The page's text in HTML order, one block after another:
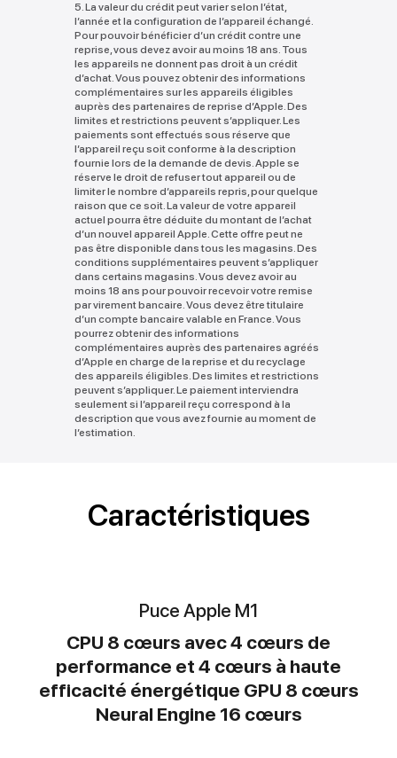
5. La valeur du crédit peut varier selon l’état,
l’année et la configuration de l’appareil échangé.
Pour pouvoir bénéficier d’un crédit contre une
reprise, vous devez avoir au moins 18 ans. Tous
les appareils ne donnent pas droit à un crédit
d’achat. Vous pouvez obtenir des informations
complémentaires sur les appareils éligibles
auprès des partenaires de reprise d’Apple. Des
limites et restrictions peuvent s’appliquer. Les
paiements sont effectués sous réserve que
l’appareil reçu soit conforme à la description
fournie lors de la demande de devis. Apple se
réserve le droit de refuser tout appareil ou de
limiter le nombre d’appareils repris, pour quelque
raison que ce soit. La valeur de votre appareil
actuel pourra être déduite du montant de l’achat
d’un nouvel appareil Apple. Cette offre peut ne
pas être disponible dans tous les magasins. Des
conditions supplémentaires peuvent s’appliquer
dans certains magasins. Vous devez avoir au
moins 18 ans pour pouvoir recevoir votre remise
par virement bancaire. Vous devez être titulaire
d’un compte bancaire valable en France. Vous
pourrez obtenir des informations
complémentaires auprès des partenaires agréés
d’Apple en charge de la reprise et du recyclage
des appareils éligibles. Des limites et restrictions
peuvent s’appliquer. Le paiement interviendra
seulement si l’appareil reçu correspond à la
description que vous avez fournie au moment de
l’estimation.
Caractéristiques
Puce Apple M1
CPU 8 cœurs avec 4 cœurs de
performance et 4 cœurs à haute
efficacité énergétique GPU 8 cœurs
Neural Engine 16 cœurs